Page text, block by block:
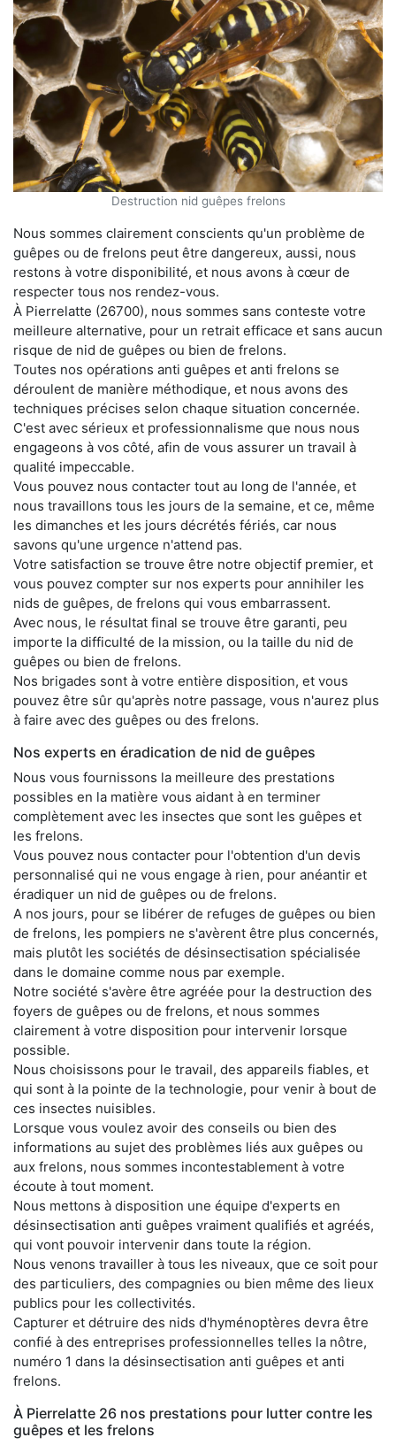
Destruction nid guêpes frelons
Nous sommes clairement conscients qu'un problème de
guêpes ou de frelons peut être dangereux, aussi, nous
restons à votre disponibilité, et nous avons à cœur de
respecter tous nos rendez-vous.
À Pierrelatte (26700), nous sommes sans conteste votre
meilleure alternative, pour un retrait efficace et sans aucun
risque de nid de guêpes ou bien de frelons.
Toutes nos opérations anti guêpes et anti frelons se
déroulent de manière méthodique, et nous avons des
techniques précises selon chaque situation concernée.
C'est avec sérieux et professionnalisme que nous nous
engageons à vos côté, afin de vous assurer un travail à
qualité impeccable.
Vous pouvez nous contacter tout au long de l'année, et
nous travaillons tous les jours de la semaine, et ce, même
les dimanches et les jours décrétés fériés, car nous
savons qu'une urgence n'attend pas.
Votre satisfaction se trouve être notre objectif premier, et
vous pouvez compter sur nos experts pour annihiler les
nids de guêpes, de frelons qui vous embarrassent.
Avec nous, le résultat final se trouve être garanti, peu
importe la difficulté de la mission, ou la taille du nid de
guêpes ou bien de frelons.
Nos brigades sont à votre entière disposition, et vous
pouvez être sûr qu'après notre passage, vous n'aurez plus
à faire avec des guêpes ou des frelons.
Nos experts en éradication de nid de guêpes
Nous vous fournissons la meilleure des prestations
possibles en la matière vous aidant à en terminer
complètement avec les insectes que sont les guêpes et
les frelons.
Vous pouvez nous contacter pour l'obtention d'un devis
personnalisé qui ne vous engage à rien, pour anéantir et
éradiquer un nid de guêpes ou de frelons.
A nos jours, pour se libérer de refuges de guêpes ou bien
de frelons, les pompiers ne s'avèrent être plus concernés,
mais plutôt les sociétés de désinsectisation spécialisée
dans le domaine comme nous par exemple.
Notre société s'avère être agréée pour la destruction des
foyers de guêpes ou de frelons, et nous sommes
clairement à votre disposition pour intervenir lorsque
possible.
Nous choisissons pour le travail, des appareils fiables, et
qui sont à la pointe de la technologie, pour venir à bout de
ces insectes nuisibles.
Lorsque vous voulez avoir des conseils ou bien des
informations au sujet des problèmes liés aux guêpes ou
aux frelons, nous sommes incontestablement à votre
écoute à tout moment.
Nous mettons à disposition une équipe d'experts en
désinsectisation anti guêpes vraiment qualifiés et agréés,
qui vont pouvoir intervenir dans toute la région.
Nous venons travailler à tous les niveaux, que ce soit pour
des particuliers, des compagnies ou bien même des lieux
publics pour les collectivités.
Capturer et détruire des nids d'hyménoptères devra être
confié à des entreprises professionnelles telles la nôtre,
numéro 1 dans la désinsectisation anti guêpes et anti
frelons.
À Pierrelatte 26 nos prestations pour lutter contre les
guêpes et les frelons